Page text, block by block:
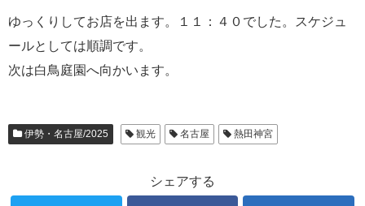
ゆっくりしてお店を出ます。１１：４０でした。スケジュ
ールとしては順調です。
次は白鳥庭園へ向かいます。
伊勢・名古屋/2025 観光 名古屋 熱田神宮
シェアする